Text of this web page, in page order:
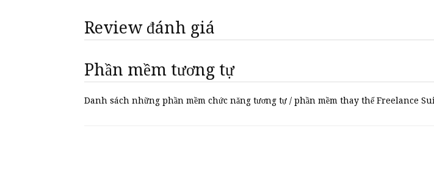
Review đánh giá
Phần mềm tương tự
Danh sách những phần mềm chức năng tương tự / phần mềm thay thế Freelance